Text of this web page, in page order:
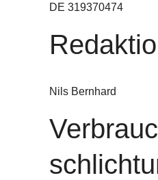
DE 319370474
Nils Bernhard